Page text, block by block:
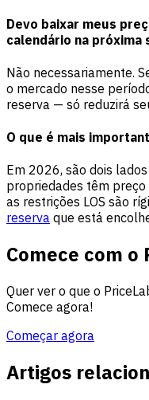
Devo baixar meus
calendário na próxima
Não necessariamente.
o mercado nesse
reserva — só reduzirá
O que é mais
Em 2026, são dois
propriedades têm
as restrições LOS são
reserva que está
Comece com o
Quer ver o que o
Comece agora!
Começar agora
Artigos